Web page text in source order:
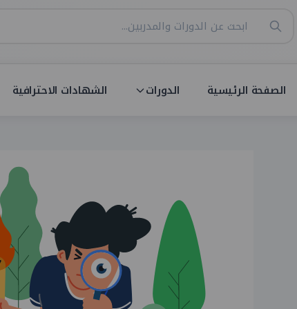
الصفحة الرئيسية الدورات الشهادات الاحترافية